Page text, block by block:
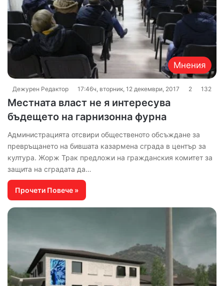
Мнения
Дежурен Редактор 17:46ч, вторник, 12 декември, 2017 2 132
Местната власт не я интересува
бъдещето на гарнизонна фурна
Администрацията отсвири общественото обсъждане за
превръщането на бившата казармена сграда в център за
култура. Жорж Трак предложи на гражданския комитет за
защита на сградата да…
Прочети Повече »